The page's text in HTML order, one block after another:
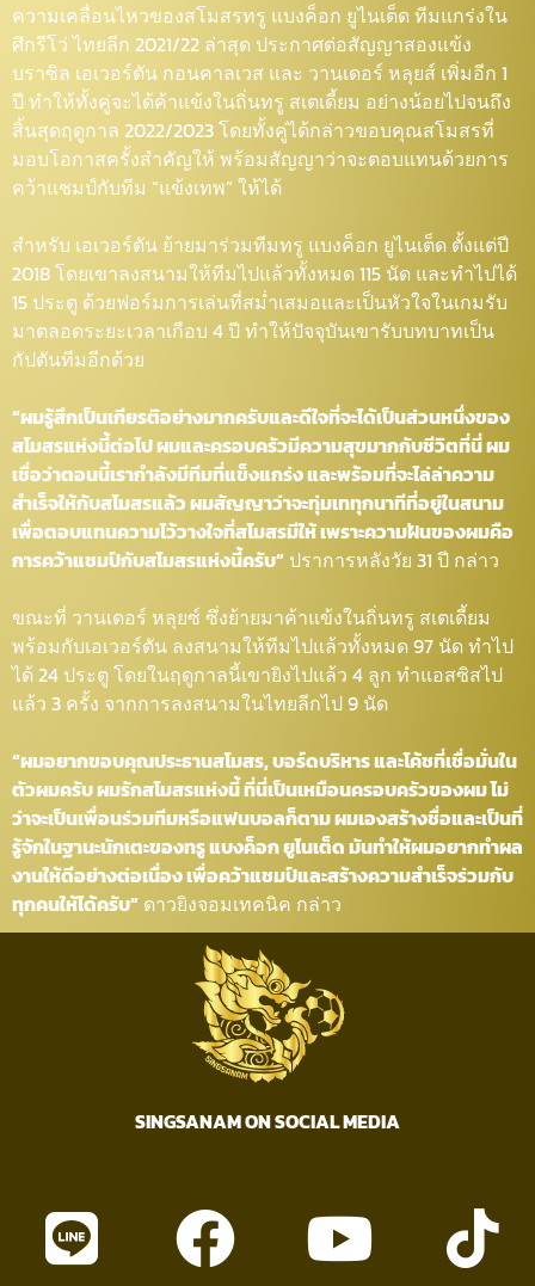
ความเคลื่อนไหวของสโมสรทรู แบงค็อก ยูไนเต็ด ทีมแกร่งใน
ศึกรีโว่ ไทยลีก 2021/22 ล่าสุด ประกาศต่อสัญญาสองแข้ง
บราซิล เอเวอร์ตัน กอนคาลเวส และ วานเดอร์ หลุยส์ เพิ่มอีก 1
ปี ทำให้ทั้งคู่จะได้ค้าแข้งในถิ่นทรู สเตเดี้ยม อย่างน้อยไปจนถึง
สิ้นสุดฤดูกาล 2022/2023 โดยทั้งคู่ได้กล่าวขอบคุณสโมสรที่
มอบโอกาสครั้งสำคัญให้ พร้อมสัญญาว่าจะตอบแทนด้วยการ
คว้าแชมป์กับทีม “แข้งเทพ” ให้ได้
สำหรับ เอเวอร์ตัน ย้ายมาร่วมทีมทรู แบงค็อก ยูไนเต็ด ตั้งแต่ปี
2018 โดยเขาลงสนามให้ทีมไปแล้วทั้งหมด 115 นัด และทำไปได้
15 ประตู ด้วยฟอร์มการเล่นที่สม่ำเสมอและเป็นหัวใจในเกมรับ
มาตลอดระยะเวลาเกือบ 4 ปี ทำให้ปัจจุบันเขารับบทบาทเป็น
กัปตันทีมอีกด้วย
“ผมรู้สึกเป็นเกียรติอย่างมากครับและดีใจที่จะได้เป็นส่วนหนึ่งของ
สโมสรแห่งนี้ต่อไป ผมและครอบครัวมีความสุขมากกับชีวิตที่นี่ ผม
เชื่อว่าตอนนี้เรากำลังมีทีมที่แข็งแกร่ง และพร้อมที่จะไล่ล่าความ
สำเร็จให้กับสโมสรแล้ว ผมสัญญาว่าจะทุ่มเททุกนาทีที่อยู่ในสนาม
เพื่อตอบแทนความไว้วางใจที่สโมสรมีให้ เพราะความฝันของผมคือ
การคว้าแชมป์กับสโมสรแห่งนี้ครับ” ปราการหลังวัย 31 ปี กล่าว
ขณะที่ วานเดอร์ หลุยซ์ ซึ่งย้ายมาค้าแข้งในถิ่นทรู สเตเดี้ยม
พร้อมกับเอเวอร์ตัน ลงสนามให้ทีมไปแล้วทั้งหมด 97 นัด ทำไป
ได้ 24 ประตู โดยในฤดูกาลนี้เขายิงไปแล้ว 4 ลูก ทำแอสซิสไป
แล้ว 3 ครั้ง จากการลงสนามในไทยลีกไป 9 นัด
“ผมอยากขอบคุณประธานสโมสร, บอร์ดบริหาร และโค้ชที่เชื่อมั่นใน
ตัวผมครับ ผมรักสโมสรแห่งนี้ ที่นี่เป็นเหมือนครอบครัวของผม ไม่
ว่าจะเป็นเพื่อนร่วมทีมหรือแฟนบอลก็ตาม ผมเองสร้างชื่อและเป็นที่
รู้จักในฐานะนักเตะของทรู แบงค็อก ยูไนเต็ด มันทำให้ผมอยากทำผล
งานให้ดีอย่างต่อเนื่อง เพื่อคว้าแชมป์และสร้างความสำเร็จร่วมกับ
ทุกคนให้ได้ครับ” ดาวยิงจอมเทคนิค กล่าว
SINGSANAM ON SOCIAL MEDIA